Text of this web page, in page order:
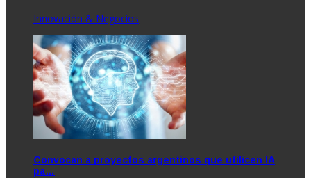
Innovación & Negocios
Convocan a proyectos argentinos que utilicen IA
pa…